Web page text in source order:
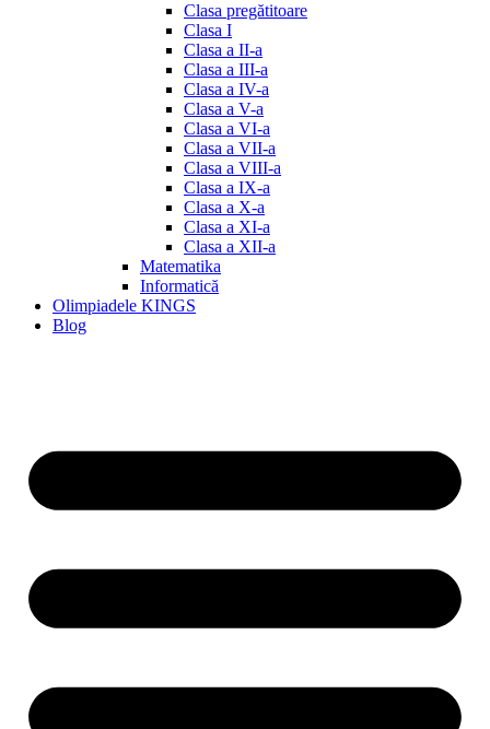
Clasa pregătitoare
Clasa I
Clasa a II-a
Clasa a III-a
Clasa a IV-a
Clasa a V-a
Clasa a VI-a
Clasa a VII-a
Clasa a VIII-a
Clasa a IX-a
Clasa a X-a
Clasa a XI-a
Clasa a XII-a
Matematika
Informatică
Olimpiadele KINGS
Blog